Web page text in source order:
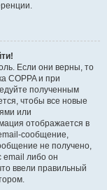
Если они верны, то
COPPA и при
полученным
чтобы все новые
или
отображается в
сообщение,
не получено,
email либо он
ввели правильный